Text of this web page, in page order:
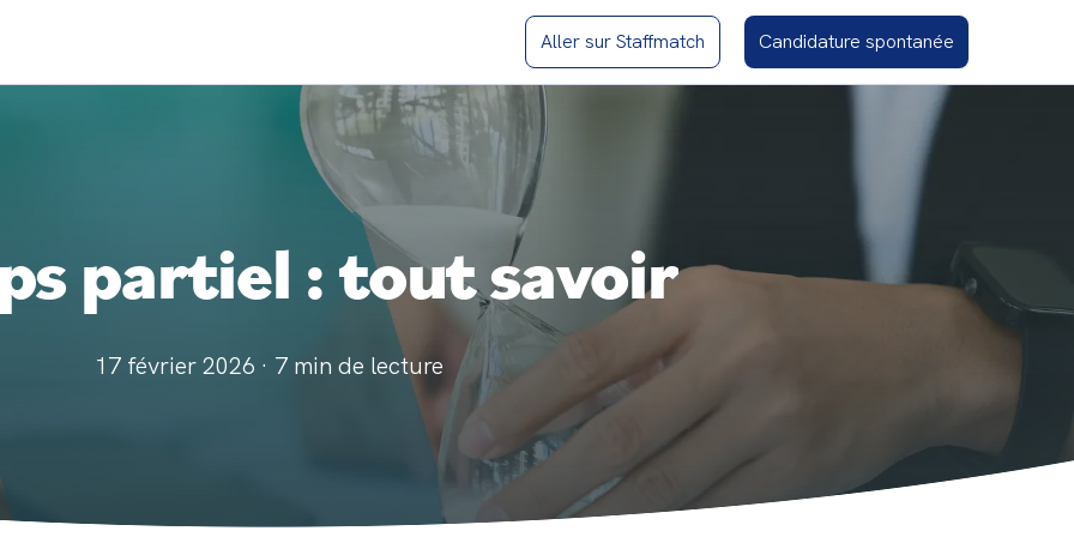
Aller sur Staffmatch Candidature spontanée
partiel : tout savoir
17 février 2026 · 7 min de lecture